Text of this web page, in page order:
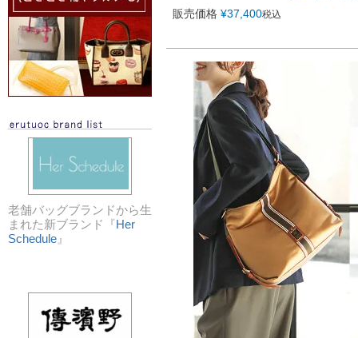
老舗バッグブランドから生
まれた新ブランド『Her
Schedule 』
販売価格 ¥37,400税込